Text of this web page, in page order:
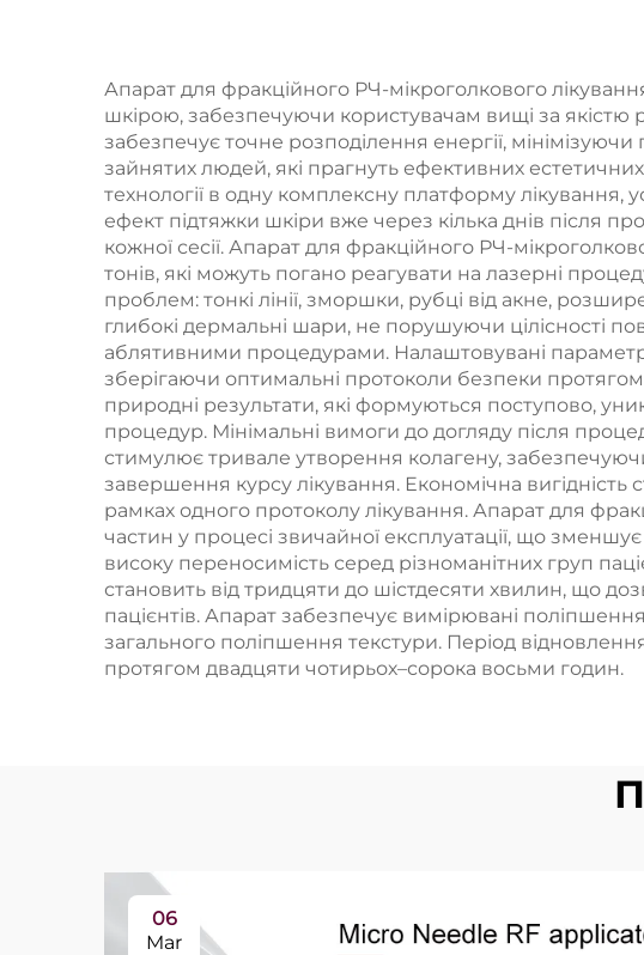
частоти 1/2 МГц
обличчя,
шкіри та
Апарат для фракційного РЧ-мікроголкового
шкірою, забезпечуючи користувачам вищі за якістю
забезпечує точне розподілення енергії,
зайнятих людей, які прагнуть ефективних
технології в одну комплексну платформу лікування,
ефект підтяжки шкіри вже через кілька днів після
кожної сесії. Апарат для фракційного РЧ-
тонів, які можуть погано реагувати на лазерні
проблем: тонкі лінії, зморшки, рубці від акне,
глибокі дермальні шари, не порушуючи цілісності
аблятивними процедурами. Налаштовувані
зберігаючи оптимальні протоколи безпеки
природні результати, які формуються поступово,
процедур. Мінімальні вимоги до догляду після
стимулює тривале утворення колагену,
завершення курсу лікування. Економічна
рамках одного протоколу лікування. Апарат для
частин у процесі звичайної експлуатації, що
високу переносимість серед різноманітних груп
становить від тридцяти до шістдесяти хвилин, що
пацієнтів. Апарат забезпечує вимірювані поліпшення
загального поліпшення текстури. Період
протягом двадцяти чотирьох–сорока восьми годин.
06
Mar